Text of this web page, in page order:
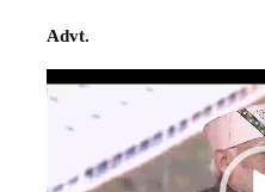
Advt.
Video